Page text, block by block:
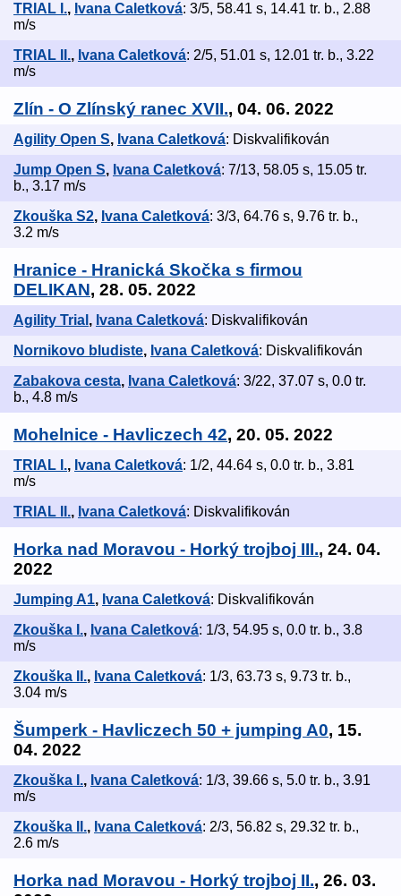
TRIAL I., Ivana Caletková: 3/5, 58.41 s, 14.41 tr. b., 2.88
m/s
TRIAL II., Ivana Caletková: 2/5, 51.01 s, 12.01 tr. b., 3.22
m/s
Zlín - O Zlínský ranec XVII., 04. 06. 2022
Agility Open S, Ivana Caletková: Diskvalifikován
Jump Open S, Ivana Caletková: 7/13, 58.05 s, 15.05 tr.
b., 3.17 m/s
Zkouška S2, Ivana Caletková: 3/3, 64.76 s, 9.76 tr. b.,
3.2 m/s
Hranice - Hranická Skočka s firmou
DELIKAN, 28. 05. 2022
Agility Trial , Ivana Caletková: Diskvalifikován
Nornikovo bludiste, Ivana Caletková: Diskvalifikován
Zabakova cesta, Ivana Caletková: 3/22, 37.07 s, 0.0 tr.
b., 4.8 m/s
Mohelnice - Havliczech 42, 20. 05. 2022
TRIAL I., Ivana Caletková: 1/2, 44.64 s, 0.0 tr. b., 3.81
m/s
TRIAL II., Ivana Caletková: Diskvalifikován
Horka nad Moravou - Horký trojboj III., 24. 04.
2022
Jumping A1, Ivana Caletková: Diskvalifikován
Zkouška I., Ivana Caletková: 1/3, 54.95 s, 0.0 tr. b., 3.8
m/s
Zkouška II., Ivana Caletková: 1/3, 63.73 s, 9.73 tr. b.,
3.04 m/s
Šumperk - Havliczech 50 + jumping A0, 15.
04. 2022
Zkouška I., Ivana Caletková: 1/3, 39.66 s, 5.0 tr. b., 3.91
m/s
Zkouška II., Ivana Caletková: 2/3, 56.82 s, 29.32 tr. b.,
2.6 m/s
Horka nad Moravou - Horký trojboj II., 26. 03.